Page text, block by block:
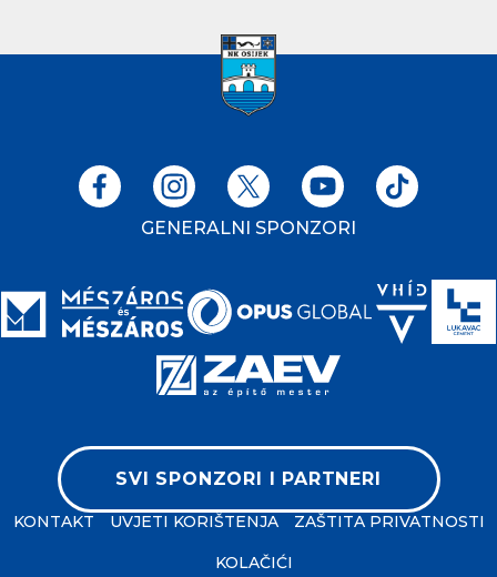
GENERALNI SPONZORI
SVI SPONZORI I PARTNERI
KONTAKT UVJETI KORIŠTENJA ZAŠTITA PRIVATNOSTI
KOLAČIĆI